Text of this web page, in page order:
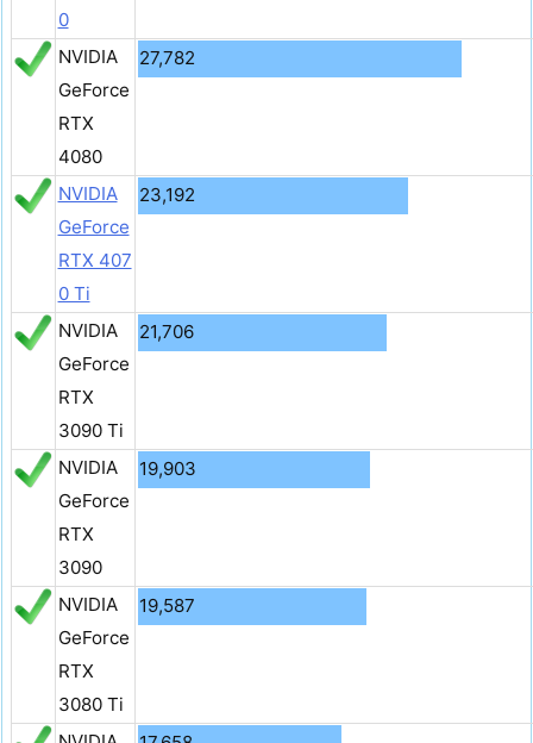
0
NVIDIA
GeForce
RTX
4080
27,782
NVIDIA
GeForce
RTX 407
0 Ti
23,192
NVIDIA
GeForce
RTX
3090 Ti
21,706
NVIDIA
GeForce
RTX
3090
19,903
NVIDIA
GeForce
RTX
3080 Ti
19,587